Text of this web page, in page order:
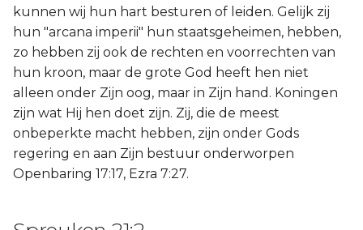
kunnen wij hun hart besturen of leiden. Gelijk zij
hun "arcana imperii" hun staatsgeheimen, hebben,
zo hebben zij ook de rechten en voorrechten van
hun kroon, maar de grote God heeft hen niet
alleen onder Zijn oog, maar in Zijn hand. Koningen
zijn wat Hij hen doet zijn. Zij, die de meest
onbeperkte macht hebben, zijn onder Gods
regering en aan Zijn bestuur onderworpen
Openbaring 17:17, Ezra 7:27.